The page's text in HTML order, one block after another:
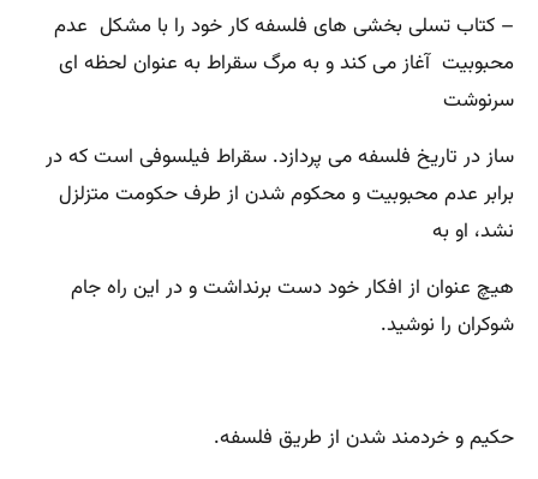
– کتاب تسلی ‌بخشی‌ های فلسفه کار خود را با مشکل عدم
محبوبیت‌ آغاز می‌ کند و به مرگ سقراط به عنوان لحظه ‌ای
سرنوشت ‌
ساز در تاریخ فلسفه می ‌پردازد. سقراط فیلسوفی است که در
برابر عدم محبوبیت و محکوم شدن از طرف حکومت متزلزل
نشد، او به
هیچ عنوان از افکار خود دست برنداشت و در این راه جام
شوکران را نوشید.
حکیم و خردمند شدن از طریق فلسفه.